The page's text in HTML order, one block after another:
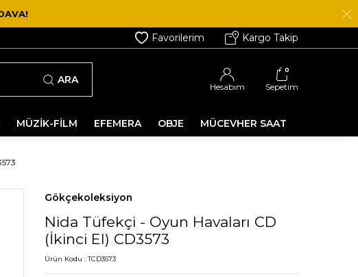
Favorilerim Kargo Takip
ARA
Hesabım
0
Sepetim
MÜZİK-FİLM EFEMERA OBJE MÜCEVHER SAAT
Gökçekoleksiyon
Nida Tüfekçi - Oyun Havaları CD
(İkinci El) CD3573
Ürün Kodu :TCD3573